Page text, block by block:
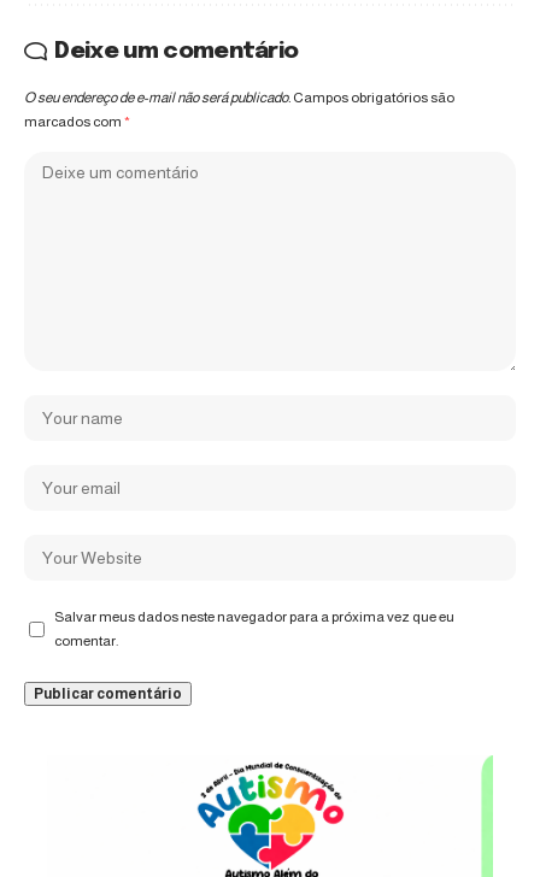
Deixe um comentário
O seu endereço de e-mail não será publicado. Campos obrigatórios são
marcados com *
Salvar meus dados neste navegador para a próxima vez que eu
comentar.